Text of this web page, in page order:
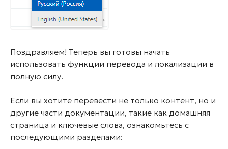
Поздравляем! Теперь вы готовы начать
использовать функции перевода и локализации в
полную силу.
Если вы хотите перевести не только контент, но и
другие части документации, такие как домашняя
страница и ключевые слова, ознакомьтесь с
последующими разделами: